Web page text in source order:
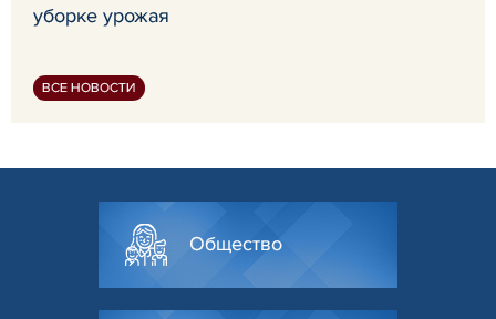
уборке урожая
ВСЕ НОВОСТИ
Общество